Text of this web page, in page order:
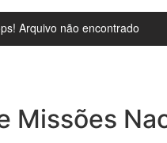
Missões